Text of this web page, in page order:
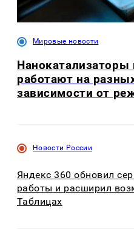
Мировые новости
Нанокатализаторы
работают на
зависимости от
Новости России
Яндекс 360 обновил
работы и расширил
Таблицах